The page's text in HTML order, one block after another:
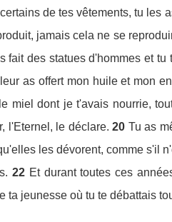
de tes vêtements, tu les
jamais cela ne se
fait des statues d'hommes et
as offert mon huile et mon
miel dont je t'avais nourrie,
l'Eternel, le déclare. 20 Tu as
les dévorent, comme s'il
22 Et durant toutes ces
ta jeunesse où tu te débattais